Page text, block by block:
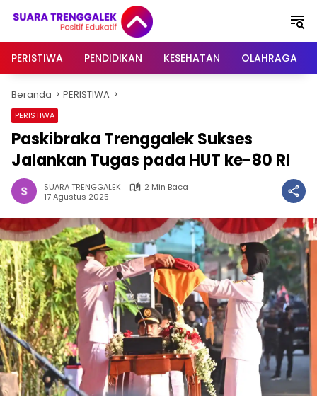
PERISTIWA
PENDIDIKAN KESEHATAN OLAHRAGA
Beranda PERISTIWA
PERISTIWA
Paskibraka Trenggalek Sukses
Jalankan Tugas pada HUT ke-80 RI
SUARA TRENGGALEK
2 Min Baca
17 Agustus 2025